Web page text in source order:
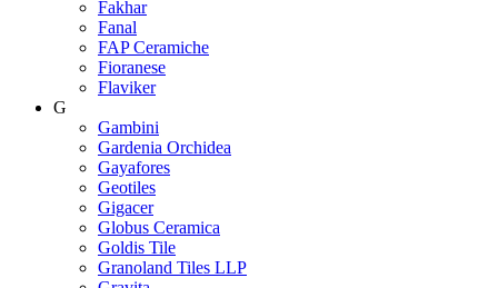
Fakhar
Fanal
FAP Ceramiche
Fioranese
Flaviker
G
Gambini
Gardenia Orchidea
Gayafores
Geotiles
Gigacer
Globus Ceramica
Goldis Tile
Granoland Tiles LLP